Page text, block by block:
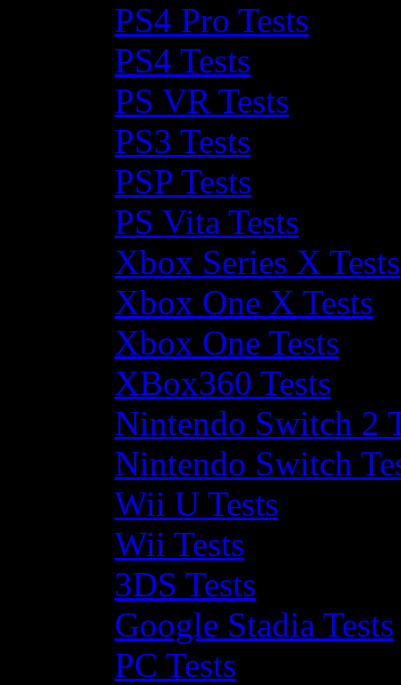
PS4 Pro Tests
PS4 Tests
PS VR Tests
PS3 Tests
PSP Tests
PS Vita Tests
Xbox Series X Tests
Xbox One X Tests
Xbox One Tests
XBox360 Tests
Nintendo Switch 2
Nintendo Switch
Wii U Tests
Wii Tests
3DS Tests
Google Stadia Tests
PC Tests